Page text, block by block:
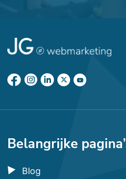
Belangrijke
Blog